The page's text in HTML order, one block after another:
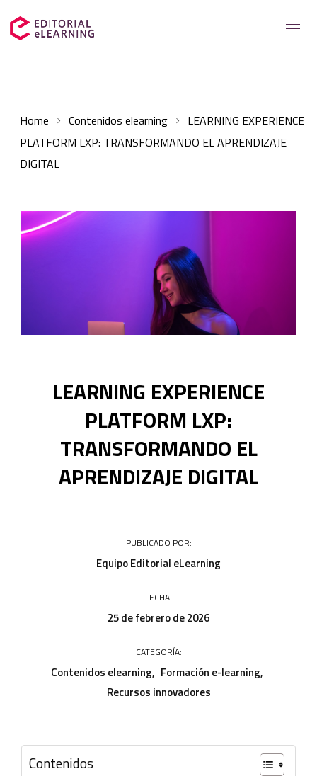
Soluciones para
Casos de éxito
Recursos elearning
Home Contenidos elearning
LEARNING EXPERIENCE
PLATFORM LXP: TRANSFORMANDO EL APRENDIZAJE
DIGITAL
LEARNING EXPERIENCE
PLATFORM LXP:
TRANSFORMANDO EL
APRENDIZAJE DIGITAL
PUBLICADO POR:
Equipo Editorial eLearning
FECHA:
25 de febrero de 2026
CATEGORÍA:
Contenidos elearning
Formación e-learning
Recursos innovadores
Contenidos